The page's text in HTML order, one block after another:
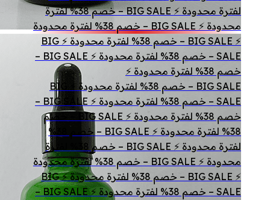
لفترة محدودة ⚡ BIG SALE – خصم 38% لفترة
محدودة ⚡ BIG SALE – خصم 38% لفترة محدودة
⚡ BIG SALE – خصم 38% لفترة محدودة ⚡ BIG
SALE – خصم 38% لفترة محدودة ⚡ BIG SALE –
خصم 38% لفترة محدودة ⚡
BIG SALE – خصم 38% لفترة محدودة ⚡ BIG
SALE – خصم 38% لفترة محدودة ⚡ BIG SALE –
خصم 38% لفترة محدودة ⚡ BIG SALE – خصم
38% لفترة محدودة ⚡ BIG SALE – خصم 38%
لفترة محدودة ⚡ BIG SALE – خصم 38% لفترة
محدودة ⚡ BIG SALE – خصم 38% لفترة محدودة
⚡ BIG SALE – خصم 38% لفترة محدودة ⚡ BIG
SALE – خصم 38% لفترة محدودة ⚡ BIG SALE –